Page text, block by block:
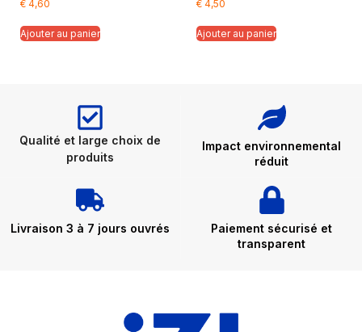
€ 4,60
Ajouter au panier
€4,50
Ajouter au panier
Qualité et large choix de
produits
Impact environnemental
réduit
Livraison 3 à 7 jours ouvrés
Paiement sécurisé et
transparent